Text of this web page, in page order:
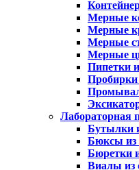
Мерные
Мерные
Мерные
Мерные
Пипетки
Пробирки
Лабораторная
Бутылки
Бюксы из
Бюретки
Виалы из